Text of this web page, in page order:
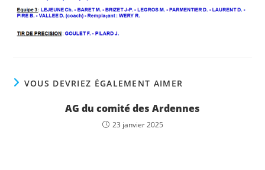
VOUS DEVRIEZ ÉGALEMENT AIMER
AG du comité des Ardennes
23 janvier 2025